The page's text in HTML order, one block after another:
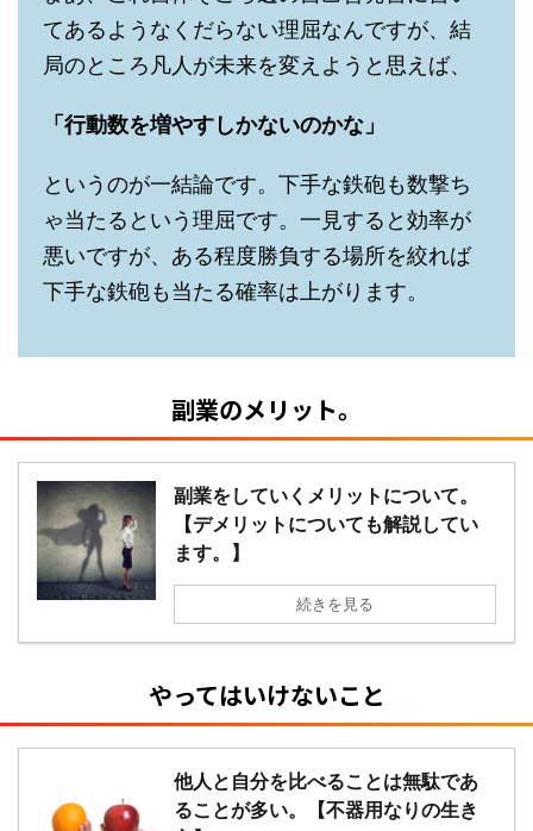
てあるようなくだらない理屈なんですが、結
局のところ凡人が未来を変えようと思えば、
「行動数を増やすしかないのかな」
というのが一結論です。下手な鉄砲も数撃ち
ゃ当たるという理屈です。一見すると効率が
悪いですが、ある程度勝負する場所を絞れば
下手な鉄砲も当たる確率は上がります。
副業のメリット。
副業をしていくメリットについて。
【デメリットについても解説してい
ます。】
続きを見る
やってはいけないこと
他人と自分を比べることは無駄であ
ることが多い。【不器用なりの生き